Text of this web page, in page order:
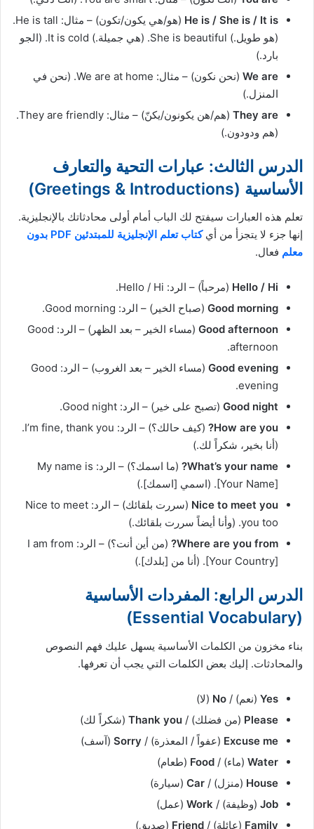
He is / She is / It is
(هو/هي يكون/تكون) – مثال: He is tall.
(هو طويل.) She is beautiful. (هي جميلة.) It is cold. (الجو
بارد.)
We are
(نحن نكون) – مثال: We are at home. (نحن في
المنزل.)
They are
(هم/هن يكونون/يكنّ) – مثال: They are friendly.
(هم ودودون.)
الدرس الثالث: عبارات التحية والتعارف
الأساسية (Greetings & Introductions)
تعلم هذه العبارات سيفتح لك الباب أمام أولى محادثاتك بالإنجليزية.
إنها جزء لا يتجزأ من أي
كتاب تعلم الإنجليزية للمبتدئين PDF بدون
معلم فعال.
Hello / Hi (مرحباً) – الرد: Hello / Hi.
Good morning (صباح الخير) – الرد: Good morning.
Good afternoon
(مساء الخير – بعد الظهر) – الرد: Good
afternoon.
Good evening
(مساء الخير – بعد الغروب) – الرد: Good
evening.
Good night (تصبح على خير) – الرد: Good night.
How are you?
(كيف حالك؟) – الرد: I’m fine, thank you.
(أنا بخير، شكراً لك.)
What’s your name?
(ما اسمك؟) – الرد: My name is
[Your Name]. (اسمي [اسمك].)
Nice to meet you
(سررت بلقائك) – الرد: Nice to meet
you too. (وأنا أيضاً سررت بلقائك.)
Where are you from?
(من أين أنت؟) – الرد: I am from
[Your Country]. (أنا من [بلدك].)
الدرس الرابع: المفردات الأساسية
(Essential Vocabulary)
بناء مخزون من الكلمات الأساسية يسهل عليك فهم النصوص
والمحادثات. إليك بعض الكلمات التي يجب أن تعرفها.
Yes (نعم) / No (لا)
Please (من فضلك) / Thank you (شكراً لك)
Excuse me (عفواً / المعذرة) / Sorry (آسف)
Water (ماء) / Food (طعام)
House (منزل) / Car (سيارة)
Job (وظيفة) / Work (عمل)
Family (عائلة) / Friend (صديق)